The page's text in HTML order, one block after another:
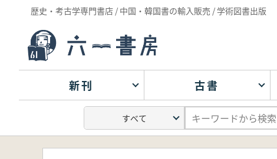
歴史・考古学専門書店 / 中国・韓国書の輸入販売 / 学術図書出版
新刊 古書